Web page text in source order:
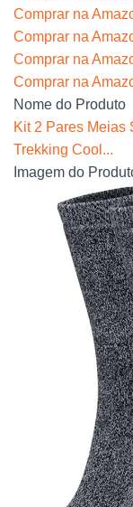
Comprar na
Comprar na
Comprar na
Comprar na
Nome do Produto
Kit 2 Pares Meias
Trekking Cool...
Imagem do